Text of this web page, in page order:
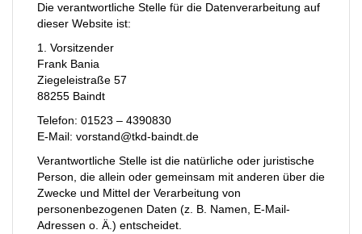
Die verantwortliche Stelle für die Datenverarbeitung auf
dieser Website ist:
1. Vorsitzender
Frank Bania
Ziegeleistraße 57
88255 Baindt
Telefon: 01523 – 4390830
E-Mail: vorstand@tkd-baindt.de
Verantwortliche Stelle ist die natürliche oder juristische
Person, die allein oder gemeinsam mit anderen über die
Zwecke und Mittel der Verarbeitung von
personenbezogenen Daten (z. B. Namen, E-Mail-
Adressen o. Ä.) entscheidet.